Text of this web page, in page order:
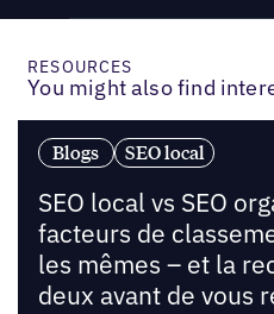
RESOURCES
You might also find
Blogs SEO local
SEO local vs SEO
facteurs de
les mêmes – et la
deux avant de vous